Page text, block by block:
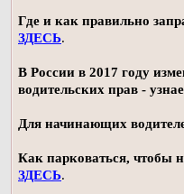
Где и как правильно
ЗДЕСЬ.
В России в 2017 году
водительских прав -
Для начинающих
Как парковаться, чтобы
ЗДЕСЬ.